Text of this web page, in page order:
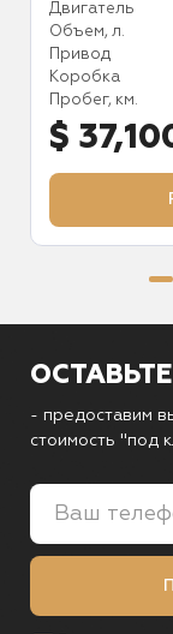
Двигатель
Объем, л.
Привод
Коробка
Пробег, км.
$
- предоставим
стоимость "под